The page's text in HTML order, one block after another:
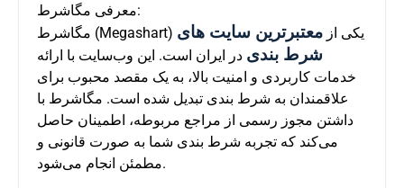
معرفی مگاشرط:
مگاشرط (Megashart) یکی از معتبرترین سایت های
شرط بندی در ایران است. این وب‌سایت با ارائه
خدمات کاربردی و امنیت بالا، به یک مقصد محبوب برای
علاقمندان به شرط بندی تبدیل شده است. مگاشرط با
داشتن مجوز رسمی از مراجع مربوطه، اطمینان حاصل
می‌کند که تجربه شرط بندی شما به صورت قانونی و
مطمئن انجام می‌شود.